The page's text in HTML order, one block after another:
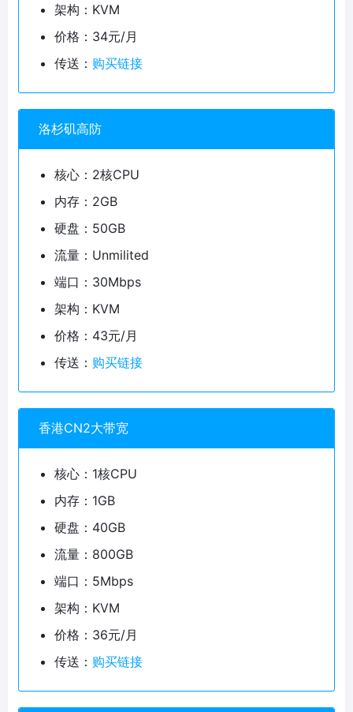
架构：KVM
价格：34元/月
传送： 购买链接
洛杉矶高防
核心：2核CPU
内存：2GB
硬盘：50GB
流量：Unmilited
端口：30Mbps
架构：KVM
价格：43元/月
传送： 购买链接
香港CN2大带宽
核心：1核CPU
内存：1GB
硬盘：40GB
流量：800GB
端口：5Mbps
架构：KVM
价格：36元/月
传送： 购买链接